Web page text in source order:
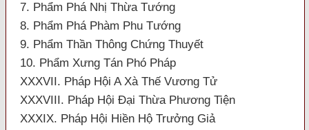
7. Phẩm Phá Nhị Thừa Tướng
8. Phẩm Phá Phàm Phu Tướng
9. Phẩm Thần Thông Chứng Thuyết
10. Phẩm Xưng Tán Phó Pháp
XXXVII. Pháp Hội A Xà Thế Vương Tử
XXXVIII. Pháp Hội Đại Thừa Phương Tiện
XXXIX. Pháp Hội Hiền Hộ Trưởng Giả